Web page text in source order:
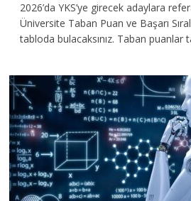
2026’da YKS’ye girecek adaylara
Üniversite Taban Puan ve Başarı
tabloda bulacaksınız. Taban puanlar